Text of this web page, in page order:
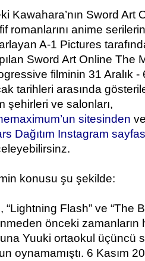
Kawahara’nın Sword Art
romanlarını anime
A-1 Pictures
Sword Art Online The
filminin 31 Aralık -
tarihleri arasında
şehirleri ve salonları,
sitesinden
Dağıtım Instagram
konusu şu şekilde:
“Lightning Flash” ve “The
önceki zamanların
Yuuki ortaokul üçüncü
oynamamıştı. 6 Kasım